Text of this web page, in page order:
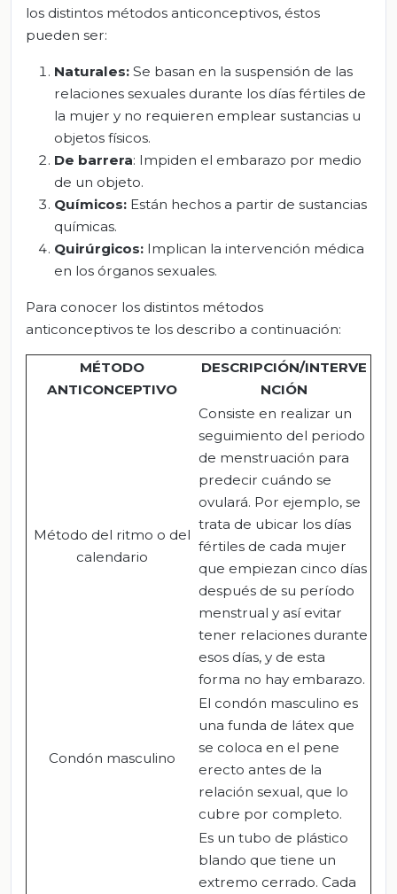
los distintos métodos anticonceptivos, éstos
pueden ser:
Naturales: Se basan en la suspensión de las
relaciones sexuales durante los días fértiles de
la mujer y no requieren emplear sustancias u
objetos físicos.
De barrera: Impiden el embarazo por medio
de un objeto.
Químicos: Están hechos a partir de sustancias
químicas.
Quirúrgicos: Implican la intervención médica
en los órganos sexuales.
Para conocer los distintos métodos
anticonceptivos te los describo a continuación:
MÉTODO
ANTICONCEPTIVO
DESCRIPCIÓN/INTERVE
NCIÓN
Método del ritmo o del
calendario
Consiste en realizar un
seguimiento del periodo
de menstruación para
predecir cuándo se
ovulará. Por ejemplo, se
trata de ubicar los días
fértiles de cada mujer
que empiezan cinco días
después de su período
menstrual y así evitar
tener relaciones durante
esos días, y de esta
forma no hay embarazo.
Condón masculino
El condón masculino es
una funda de látex que
se coloca en el pene
erecto antes de la
relación sexual, que lo
cubre por completo.
Es un tubo de plástico
blando que tiene un
extremo cerrado. Cada